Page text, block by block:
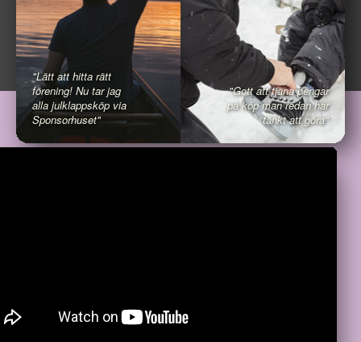
"Lätt att hitta rätt
förening! Nu tar jag
alla julklappsköp via
Sponsorhuset"
"Gott att tjäna pengar
på köp man redan har
tänkt att göra"